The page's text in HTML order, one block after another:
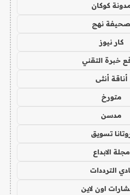
كوكان
صحيفة نهج
كار نيوز
خبرة التقني
أناقة أنثى
متورخ
مدسن
تسويق
مجلة الابداع
الترددات
اون لاين